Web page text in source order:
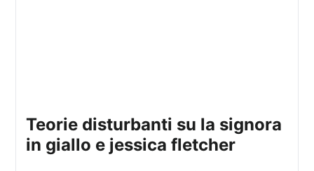
teorie disturbanti su la signora
in giallo e jessica fletcher